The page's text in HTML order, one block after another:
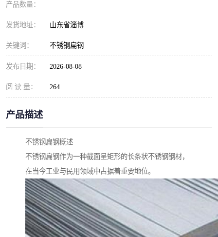
产品数量：
发货地址： 山东省淄博
关键词： 不锈钢扁钢
发布日期： 2026-08-08
阅 读 量： 264
产品描述
不锈钢扁钢概述
不锈钢扁钢作为一种截面呈矩形的长条状不锈钢钢材，
在当今工业与民用领域中占据着重要地位。